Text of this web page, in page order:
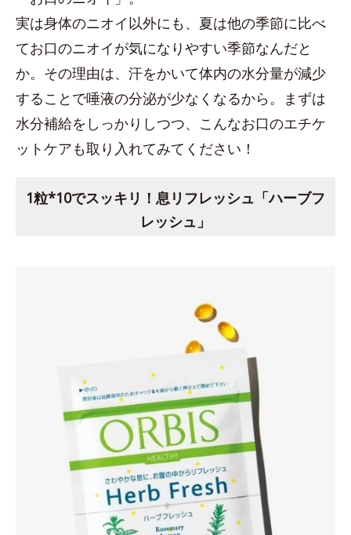
実は身体のニオイ以外にも、夏は他の季節に比べ
てお口のニオイが気になりやすい季節なんだと
か。その理由は、汗をかいて体内の水分量が減少
することで唾液の分泌が少なくなるから。まずは
水分補給をしっかりしつつ、こんなお口のエチケ
ットケアも取り入れてみてください！
1粒*10でスッキリ！息リフレッシュ「ハーブフ
レッシュ」